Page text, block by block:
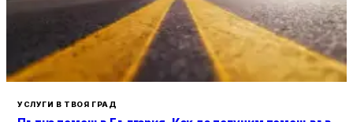
УСЛУГИ В ТВОЯ ГРАД